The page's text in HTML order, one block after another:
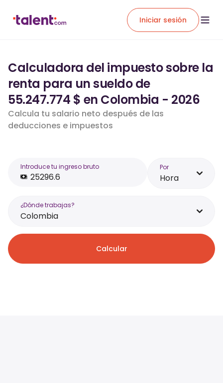
Iniciar sesión
Calculadora del impuesto sobre la
renta para un sueldo de
55.247.774 $ en Colombia - 2026
Calcula tu salario neto después de las
deducciones e impuestos
Introduce tu ingreso bruto Por
Hora
¿Dónde trabajas?
Colombia
Calcular